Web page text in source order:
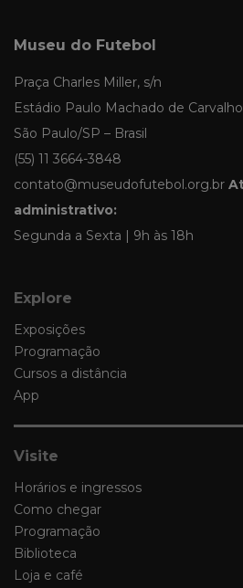
Museu do Futebol
Praça Charles Miller, s/n
Estádio Paulo Machado de
São Paulo/SP – Brasil
(55) 11 3664-3848
contato@museudofutebol.org.br
administrativo:
Segunda a Sexta | 9h às 18h
Explore
Exposições
Programação
Cursos a distância
App
Visite
Horários e ingressos
Como chegar
Programação
Biblioteca
Loja e café